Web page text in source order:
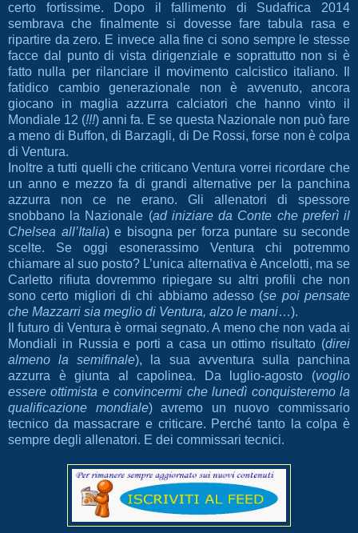
certo fortissime. Dopo il fallimento di Sudafrica 2014
sembrava che finalmente si dovesse fare tabula rasa e
ripartire da zero. E invece alla fine ci sono sempre le stesse
facce dal punto di vista dirigenziale e soprattutto non si è
fatto nulla per rilanciare il movimento calcistico italiano. Il
fatidico cambio generazionale non è avvenuto, ancora
giocano in maglia azzurra calciatori che hanno vinto il
Mondiale 12 (!!!) anni fa. E se questa Nazionale non può fare
a meno di Buffon, di Barzagli, di De Rossi, forse non è colpa
di Ventura.
Inoltre a tutti quelli che criticano Ventura vorrei ricordare che
un anno e mezzo fa di grandi alternative per la panchina
azzurra non ce ne erano. Gli allenatori di spessore
snobbano la Nazionale (ad iniziare da Conte che preferì il
Chelsea all’Italia) e bisogna per forza puntare su seconde
scelte. Se oggi esonerassimo Ventura chi potremmo
chiamare al suo posto? L’unica alternativa è Ancelotti, ma se
Carletto rifiuta dovremmo ripiegare su altri profili che non
sono certo migliori di chi abbiamo adesso (se poi pensate
che Mazzarri sia meglio di Ventura, alzo le mani…).
Il futuro di Ventura è ormai segnato. A meno che non vada ai
Mondiali in Russia e porti a casa un ottimo risultato (direi
almeno la semifinale), la sua avventura sulla panchina
azzurra è giunta al capolinea. Da luglio-agosto (voglio
essere ottimista e convincermi che lunedì conquisteremo la
qualificazione mondiale) avremo un nuovo commissario
tecnico da massacrare e criticare. Perché tanto la colpa è
sempre degli allenatori. E dei commissari tecnici.